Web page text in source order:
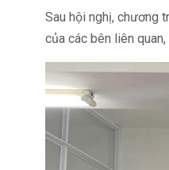
Sau hội nghị, chương
của các bên liên